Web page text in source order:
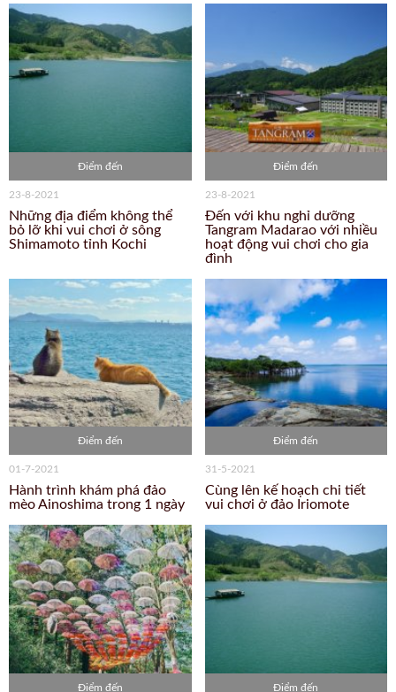
Điểm đến
23-8-2021
Những địa điểm không thể
bỏ lỡ khi vui chơi ở sông
Shimamoto tỉnh Kochi
Điểm đến
23-8-2021
Đến với khu nghỉ dưỡng
Tangram Madarao với nhiều
hoạt động vui chơi cho gia
đình
Điểm đến
01-7-2021
Hành trình khám phá đảo
mèo Ainoshima trong 1 ngày
Điểm đến
31-5-2021
Cùng lên kế hoạch chi tiết
vui chơi ở đảo Iriomote
Điểm đến Điểm đến